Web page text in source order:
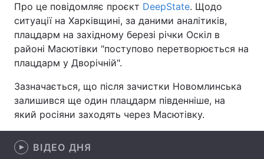
Спорт Наука
Техно і зв'язок Лайт
Зброя
Здоров'я Туризм
Цікавинки Погода
Про це повідомляє проєкт DeepState. Щодо
ситуації на Харківщині, за даними аналітиків,
плацдарм на західному березі річки Оскіл в
районі Масютівки "поступово перетворюється на
плацдарм у Дворічній".
Зазначається, що після зачистки Новомлинська
залишився ще один плацдарм південніше, на
який росіяни заходять через Масютівку.
ВІДЕО ДНЯ